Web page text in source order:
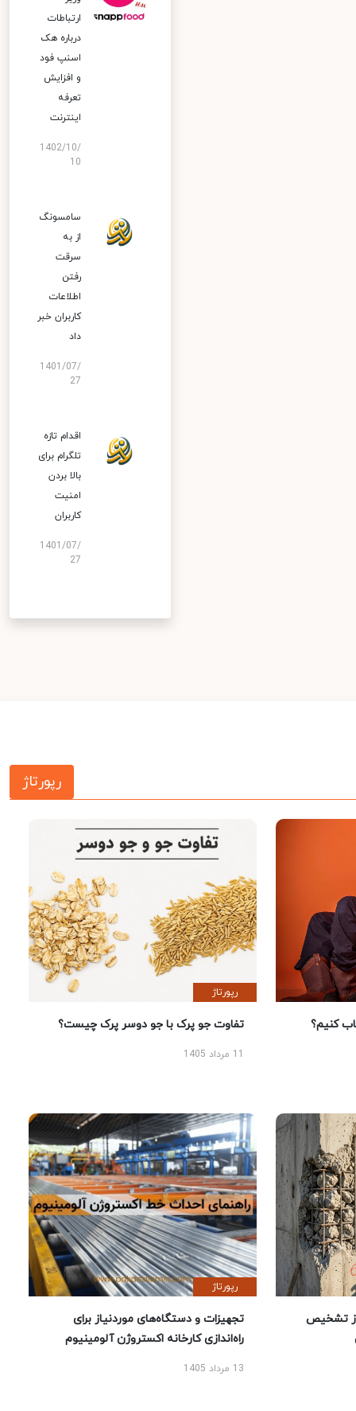
ارتباطات
درباره هک
اسنپ‌ فود
و افزایش
تعرفه
اینترنت
1402/10/
10
سامسونگ
از به
سرقت
رفتن
اطلاعات
کاربران خبر
داد
1401/07/
27
اقدام تازه
تلگرام برای
بالا بردن
امنیت
کاربران
1401/07/
27
رپورتاژ
کنیم؟
رپورتاژ
تفاوت جو پرک با جو دوسر پرک چیست؟
تشخیص
رپورتاژ
تجهیزات و دستگاه‌های موردنیاز برای
راه‌اندازی کارخانه اکستروژن آلومینیوم
13 مرداد 1405